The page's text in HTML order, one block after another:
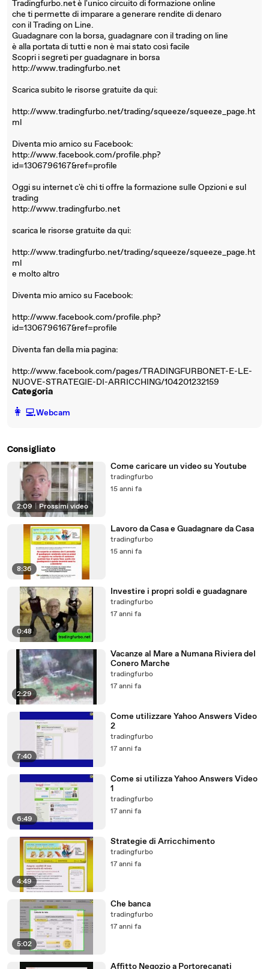
Tradingfurbo.net è l'unico circuito di formazione online
che ti permette di imparare a generare rendite di denaro
con il Trading on Line.
Guadagnare con la borsa, guadagnare con il trading on line
è alla portata di tutti e non è mai stato così facile
Scopri i segreti per guadagnare in borsa
http://www.tradingfurbo.net
Scarica subito le risorse gratuite da qui:
http://www.tradingfurbo.net/trading/squeeze/squeeze_page.ht
ml
Diventa mio amico su Facebook:
http://www.facebook.com/profile.php?
id=1306796167&ref=profile
Oggi su internet c'è chi ti offre la formazione sulle Opzioni e sul
trading
http://www.tradingfurbo.net
scarica le risorse gratuite da qui:
http://www.tradingfurbo.net/trading/squeeze/squeeze_page.ht
ml
e molto altro
Diventa mio amico su Facebook:
http://www.facebook.com/profile.php?
id=1306796167&ref=profile
Diventa fan della mia pagina:
http://www.facebook.com/pages/TRADINGFURBONET-E-LE-
NUOVE-STRATEGIE-DI-ARRICCHING/104201232159
Categoria
️👩‍💻️Webcam
Consigliato
2:09 Prossimi video
Come caricare un video su Youtube
tradingfurbo
15 anni fa
8:36
Lavoro da Casa e Guadagnare da Casa
tradingfurbo
15 anni fa
0:48
Investire i propri soldi e guadagnare
tradingfurbo
17 anni fa
2:29
Vacanze al Mare a Numana Riviera del
Conero Marche
tradingfurbo
17 anni fa
7:40
Come utilizzare Yahoo Answers Video
2
tradingfurbo
17 anni fa
6:49
Come si utilizza Yahoo Answers Video
1
tradingfurbo
17 anni fa
4:49
Strategie di Arricchimento
tradingfurbo
17 anni fa
5:02
Che banca
tradingfurbo
17 anni fa
Affitto Negozio a Portorecanati